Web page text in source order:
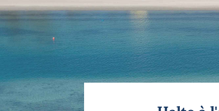
Dossiers de la rédaction
Collection Bloc Marine
Application Bloc Marine
Règlementation
BATEAUX